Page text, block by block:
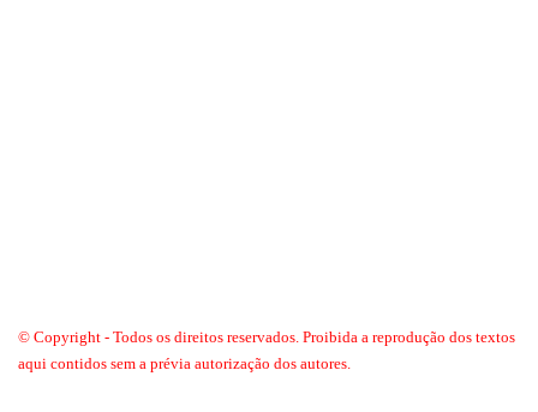
© Copyright - Todos os direitos reservados. Proibida a reprodução dos textos
aqui contidos sem a prévia autorização dos autores.